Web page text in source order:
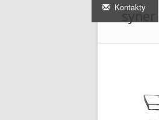
Kontakty
syner